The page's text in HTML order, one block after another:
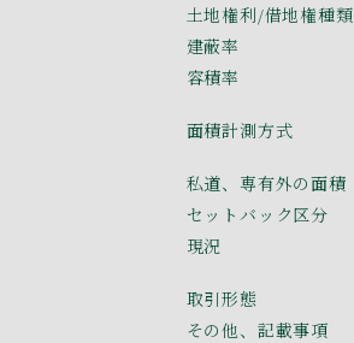
土地権利/借地権種類
建蔽率
容積率
面積計測方式
私道、専有外の面積
セットバック区分
現況
取引形態
その他、記載事項